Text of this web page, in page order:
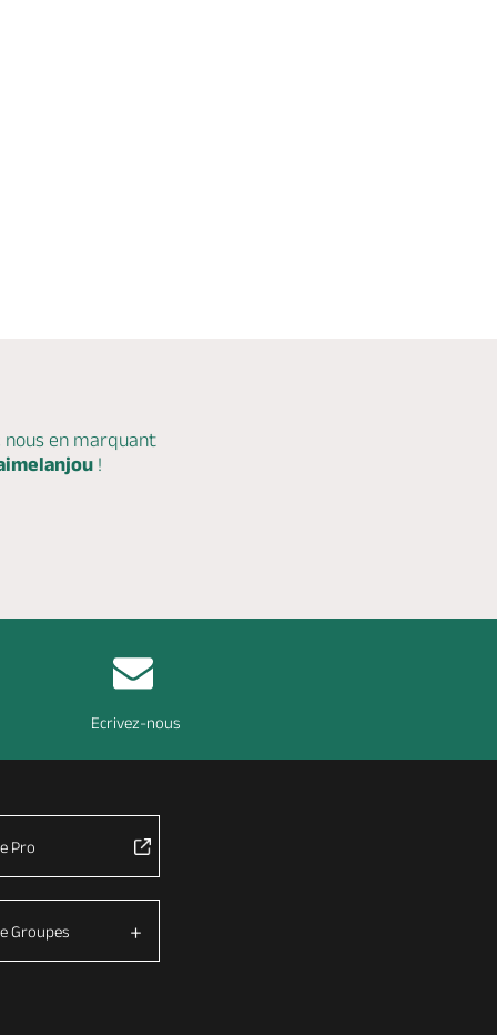
en marquant
!
Ecrivez-nous
Pro
Groupes